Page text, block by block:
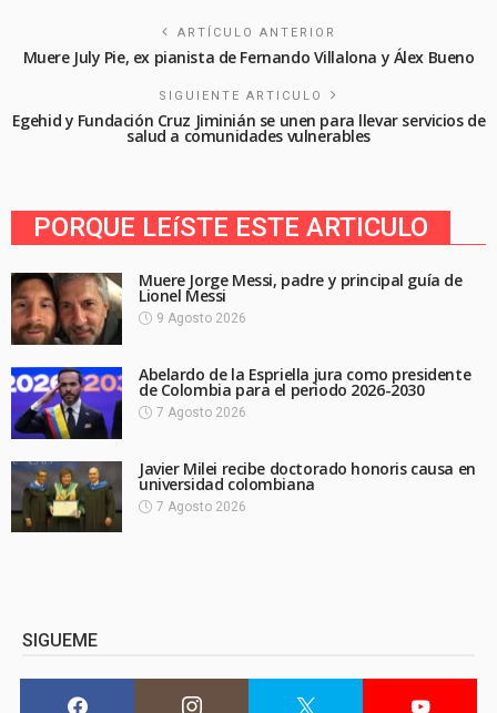
ARTÍCULO ANTERIOR
Muere July Pie, ex pianista de Fernando Villalona y Álex Bueno
SIGUIENTE ARTICULO
Egehid y Fundación Cruz Jiminián se unen para llevar servicios de
salud a comunidades vulnerables
PORQUE LEíSTE ESTE ARTICULO
Muere Jorge Messi, padre y principal guía de
Lionel Messi
9 Agosto 2026
Abelardo de la Espriella jura como presidente
de Colombia para el periodo 2026-2030
7 Agosto 2026
Javier Milei recibe doctorado honoris causa en
universidad colombiana
7 Agosto 2026
SIGUEME